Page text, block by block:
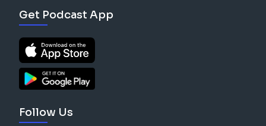
Get Podcast App
Follow Us